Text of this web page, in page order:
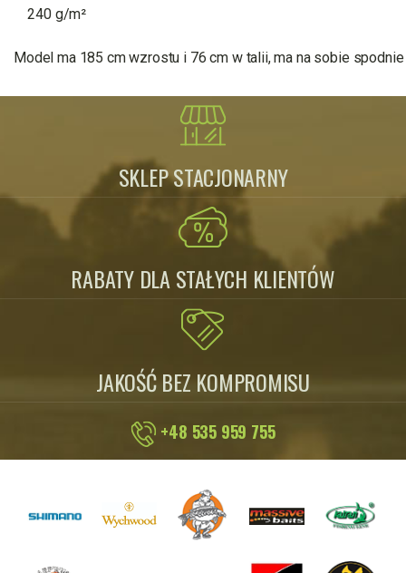
    240 g/m²
Model ma 185 cm wzrostu i 76 cm w talii, ma na sobie
SKLEP STACJONARNY
RABATY DLA STAŁYCH KLIENTÓW
JAKOŚĆ BEZ KOMPROMISU
+48 535 959 755